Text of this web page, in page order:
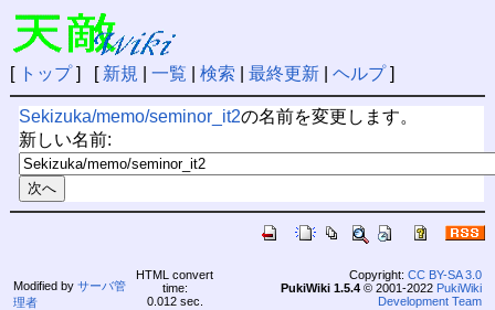
[ トップ] [ 新規 一覧 検索 最終更新| ヘルプ]
Sekizuka/memo/seminor_it2の名前を変更します。
新しい名前:
Modified by サーバ管
理者
HTML convert
time:
0.012 sec.
Copyright: CC BY-SA 3.0
PukiWiki 1.5.4© 2001-2022 PukiWiki
Development Team